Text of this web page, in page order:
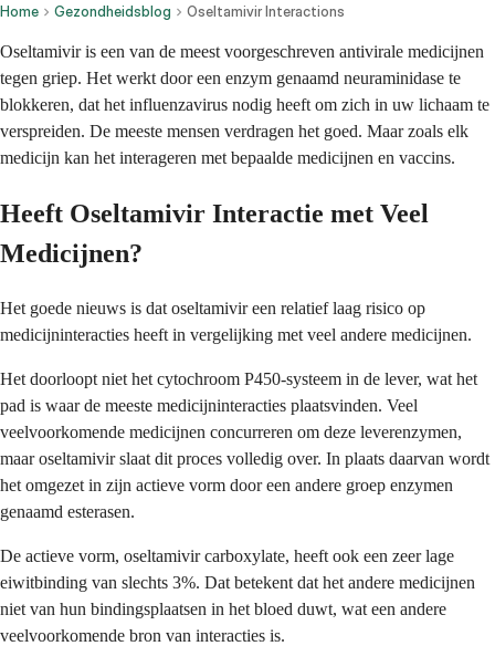
Home Gezondheidsblog Oseltamivir Interactions
Oseltamivir is een van de meest voorgeschreven antivirale medicijnen
tegen griep. Het werkt door een enzym genaamd neuraminidase te
blokkeren, dat het influenzavirus nodig heeft om zich in uw lichaam te
verspreiden. De meeste mensen verdragen het goed. Maar zoals elk
medicijn kan het interageren met bepaalde medicijnen en vaccins.
Heeft Oseltamivir Interactie met Veel
Medicijnen?
Het goede nieuws is dat oseltamivir een relatief laag risico op
medicijninteracties heeft in vergelijking met veel andere medicijnen.
Het doorloopt niet het cytochroom P450-systeem in de lever, wat het
pad is waar de meeste medicijninteracties plaatsvinden. Veel
veelvoorkomende medicijnen concurreren om deze leverenzymen,
maar oseltamivir slaat dit proces volledig over. In plaats daarvan wordt
het omgezet in zijn actieve vorm door een andere groep enzymen
genaamd esterasen.
De actieve vorm, oseltamivir carboxylate, heeft ook een zeer lage
eiwitbinding van slechts 3%. Dat betekent dat het andere medicijnen
niet van hun bindingsplaatsen in het bloed duwt, wat een andere
veelvoorkomende bron van interacties is.